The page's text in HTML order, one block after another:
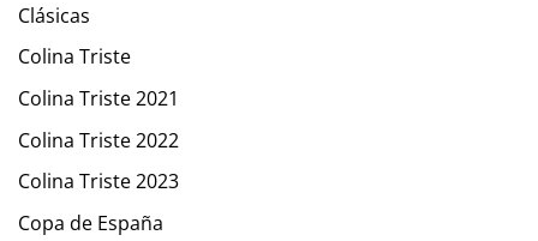
Clásicas
Colina Triste
Colina Triste 2021
Colina Triste 2022
Colina Triste 2023
Copa de España